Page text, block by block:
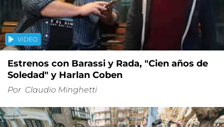
VIDEO
Estrenos con Barassi y Rada, "Cien años de
Soledad" y Harlan Coben
Por Claudio Minghetti